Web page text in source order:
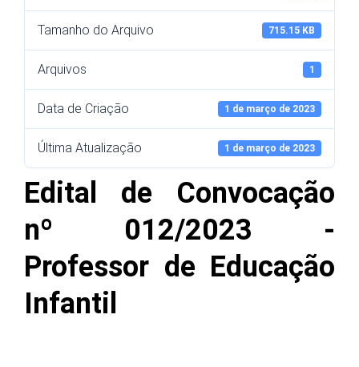
Tamanho do Arquivo 715.15 KB
Arquivos 1
Data de Criação 1 de março de 2023
Última Atualização 1 de março de 2023
Edital de Convocação
nº 012/2023 -
Professor de Educação
Infantil